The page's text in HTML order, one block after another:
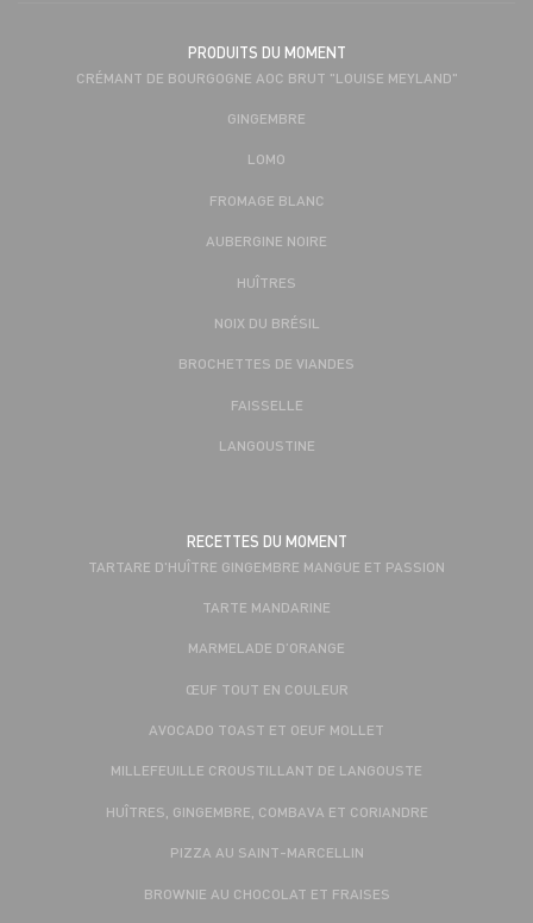
PRODUITS DU MOMENT
CRÉMANT DE BOURGOGNE AOC BRUT "LOUISE MEYLAND"
GINGEMBRE
LOMO
FROMAGE BLANC
AUBERGINE NOIRE
HUÎTRES
NOIX DU BRÉSIL
BROCHETTES DE VIANDES
FAISSELLE
LANGOUSTINE
RECETTES DU MOMENT
TARTARE D'HUÎTRE GINGEMBRE MANGUE ET PASSION
TARTE MANDARINE
MARMELADE D’ORANGE
ŒUF TOUT EN COULEUR
AVOCADO TOAST ET OEUF MOLLET
MILLEFEUILLE CROUSTILLANT DE LANGOUSTE
HUÎTRES, GINGEMBRE, COMBAVA ET CORIANDRE
PIZZA AU SAINT-MARCELLIN
BROWNIE AU CHOCOLAT ET FRAISES